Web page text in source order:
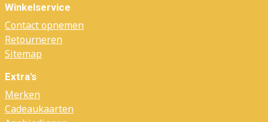
Winkelservice
Contact opnemen
Retourneren
Sitemap
Extra's
Merken
Cadeaukaarten